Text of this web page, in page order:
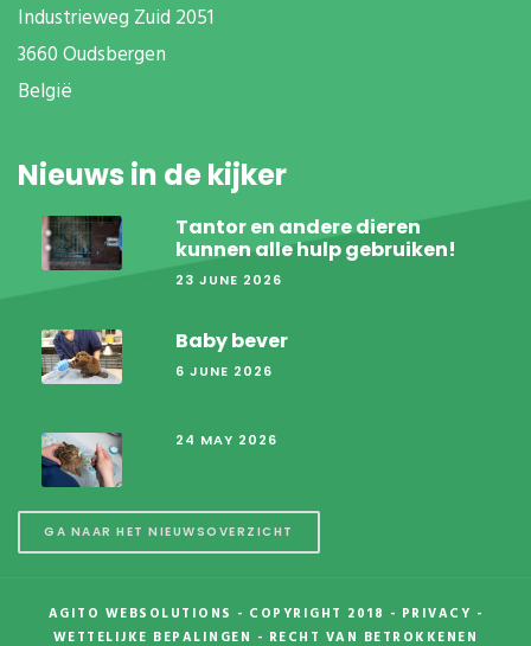
Industrieweg Zuid 2051
3660 Oudsbergen
België
Nieuws in de kijker
Tantor en andere dieren
kunnen alle hulp gebruiken!
23 JUNE 2026
Baby bever
6 JUNE 2026
24 MAY 2026
GA NAAR HET NIEUWSOVERZICHT
AGITO WEBSOLUTIONS - COPYRIGHT 2018 - PRIVACY -
WETTELIJKE BEPALINGEN - RECHT VAN BETROKKENEN